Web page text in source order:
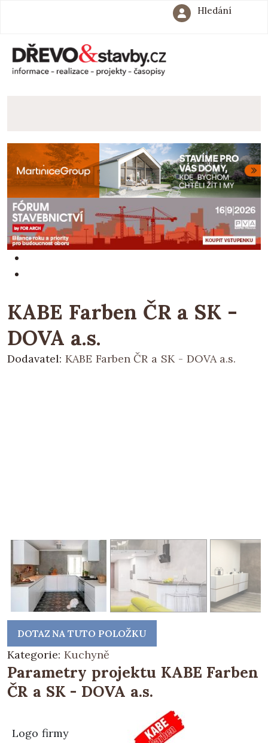
Hledání
KABE Farben ČR a SK -
DOVA a.s.
Dodavatel: KABE Farben ČR a SK - DOVA a.s.
DOTAZ NA TUTO POLOŽKU
Kategorie: Kuchyně
Parametry projektu KABE Farben
ČR a SK - DOVA a.s.
Logo firmy